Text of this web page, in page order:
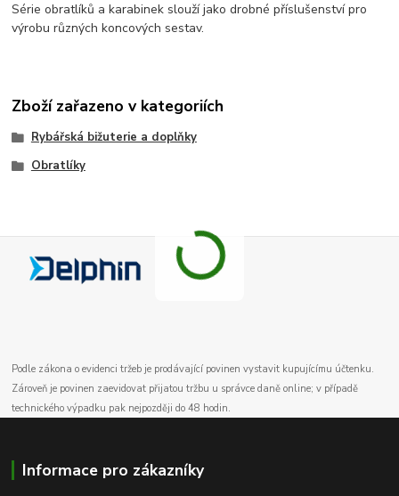
Série obratlíků a karabinek slouží jako drobné příslušenství pro
výrobu různých koncových sestav.
Zboží zařazeno v kategoriích
Rybářská bižuterie a doplňky
Obratlíky
Podle zákona o evidenci tržeb je prodávající povinen vystavit kupujícímu účtenku.
Zároveň je povinen zaevidovat přijatou tržbu u správce daně online; v případě
technického výpadku pak nejpozději do 48 hodin.
Informace pro zákazníky